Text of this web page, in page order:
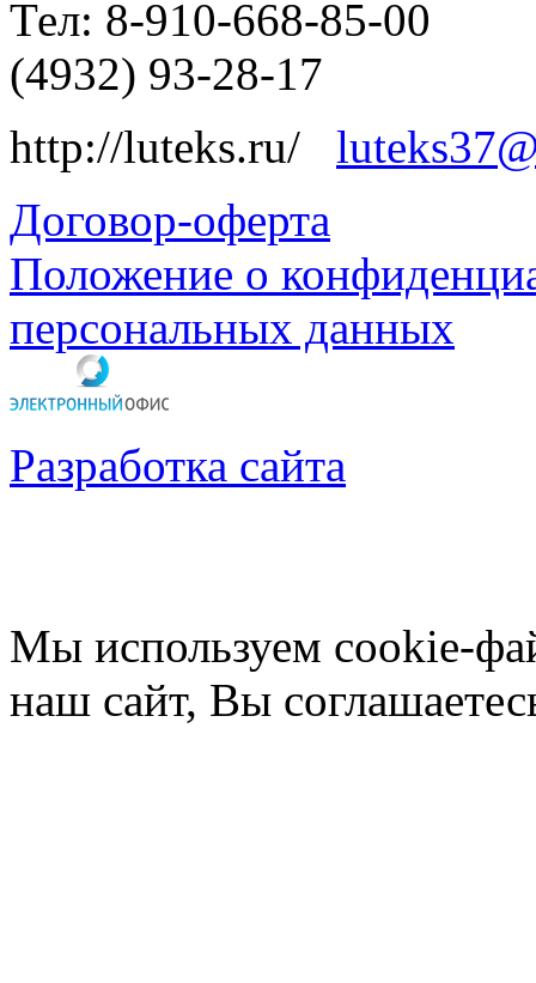
Тел: 8-910-668-85-00
(4932) 93-28-17
http://luteks.ru/
Договор-оферта
Положение о
персональных данных
Разработка сайта
Мы используем cookie-
наш сайт, Вы